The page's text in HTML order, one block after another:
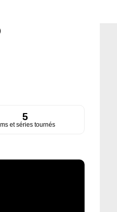
5
et séries tournés